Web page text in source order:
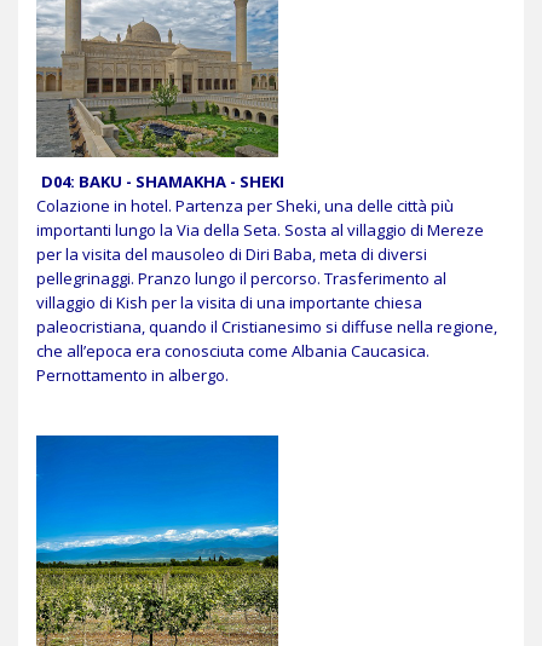
D04: BAKU - SHAMAKHA - SHEKI
Colazione in hotel. Partenza per Sheki, una delle città più
importanti lungo la Via della Seta. Sosta al villaggio di Mereze
per la visita del mausoleo di Diri Baba, meta di diversi
pellegrinaggi. Pranzo lungo il percorso. Trasferimento al
villaggio di Kish per la visita di una importante chiesa
paleocristiana, quando il Cristianesimo si diffuse nella regione,
che all’epoca era conosciuta come Albania Caucasica.
Pernottamento in albergo.